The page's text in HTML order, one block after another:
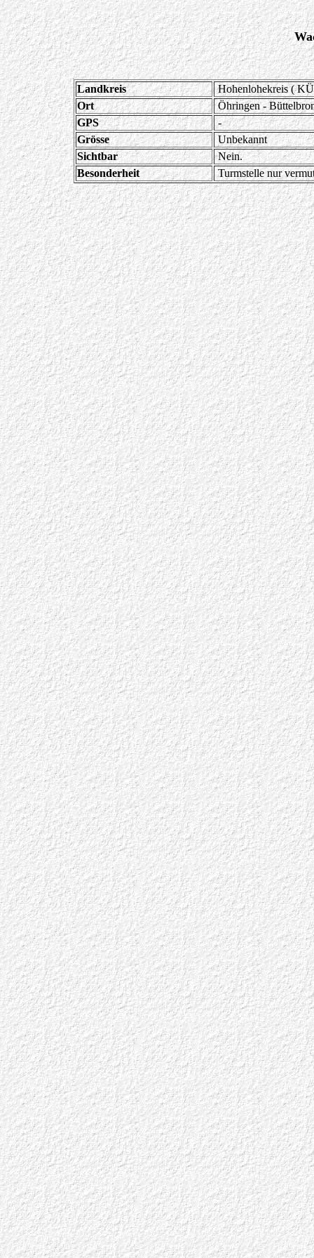
Landkreis
Hohenlohekreis (
Ort
Öhringen -
GPS
-
Grösse
Unbekannt
Sichtbar
Nein.
Besonderheit
Turmstelle nur